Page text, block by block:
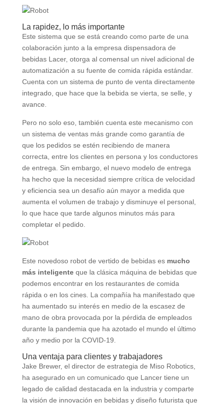
La rapidez, lo más importante
Este sistema que se está creando como parte de una
colaboración junto a la empresa dispensadora de
bebidas Lacer, otorga al comensal un nivel adicional de
automatización a su fuente de comida rápida estándar.
Cuenta con un sistema de punto de venta directamente
integrado, que hace que la bebida se vierta, se selle, y
avance.
Pero no solo eso, también cuenta este mecanismo con
un sistema de ventas más grande como garantía de
que los pedidos se estén recibiendo de manera
correcta, entre los clientes en persona y los conductores
de entrega. Sin embargo, el nuevo modelo de entrega
ha hecho que la necesidad siempre crítica de velocidad
y eficiencia sea un desafío aún mayor a medida que
aumenta el volumen de trabajo y disminuye el personal,
lo que hace que tarde algunos minutos más para
completar el pedido.
Este novedoso robot de vertido de bebidas es mucho
más inteligenteque la clásica máquina de bebidas que
podemos encontrar en los restaurantes de comida
rápida o en los cines. La compañía ha manifestado que
ha aumentado su interés en medio de la escasez de
mano de obra provocada por la pérdida de empleados
durante la pandemia que ha azotado el mundo el último
año y medio por la COVID-19.
Una ventaja para clientes y trabajadores
Jake Brewer, el director de estrategia de Miso Robotics,
ha asegurado en un comunicado que Lancer tiene un
legado de calidad destacada en la industria y comparte
la visión de innovación en bebidas y diseño futurista que